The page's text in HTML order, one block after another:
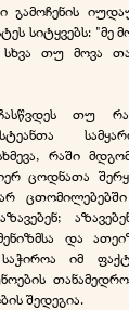
გამოჩენის
სიტყვებს: "მე
თუ მოვა
თუ
რაში
ცოდნათა
და
იმ
შედეგია.